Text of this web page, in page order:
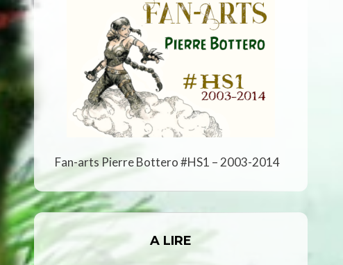
Fan-arts Pierre Bottero #HS1 – 2003-2014
A LIRE